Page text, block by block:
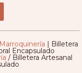
Marroquinería | Billetera
Encapsulado
/ Billetera Artesanal